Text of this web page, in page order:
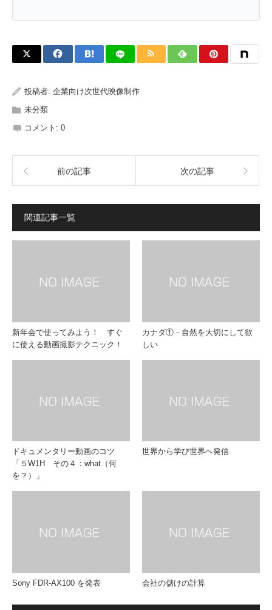
投稿者: 企業向け次世代映像制作
未分類
コメント: 0
前の記事 次の記事
関連記事一覧
新年会で使ってみよう！ すぐ
に使える動画撮影テクニック！
カナダ①－自然を大切にして欲
しい
ドキュメンタリー動画のコツ
「５W1H その４：what（何
を？）」
世界から学び世界へ発信
Sony FDR-AX100 を発表 会社の儲けの計算